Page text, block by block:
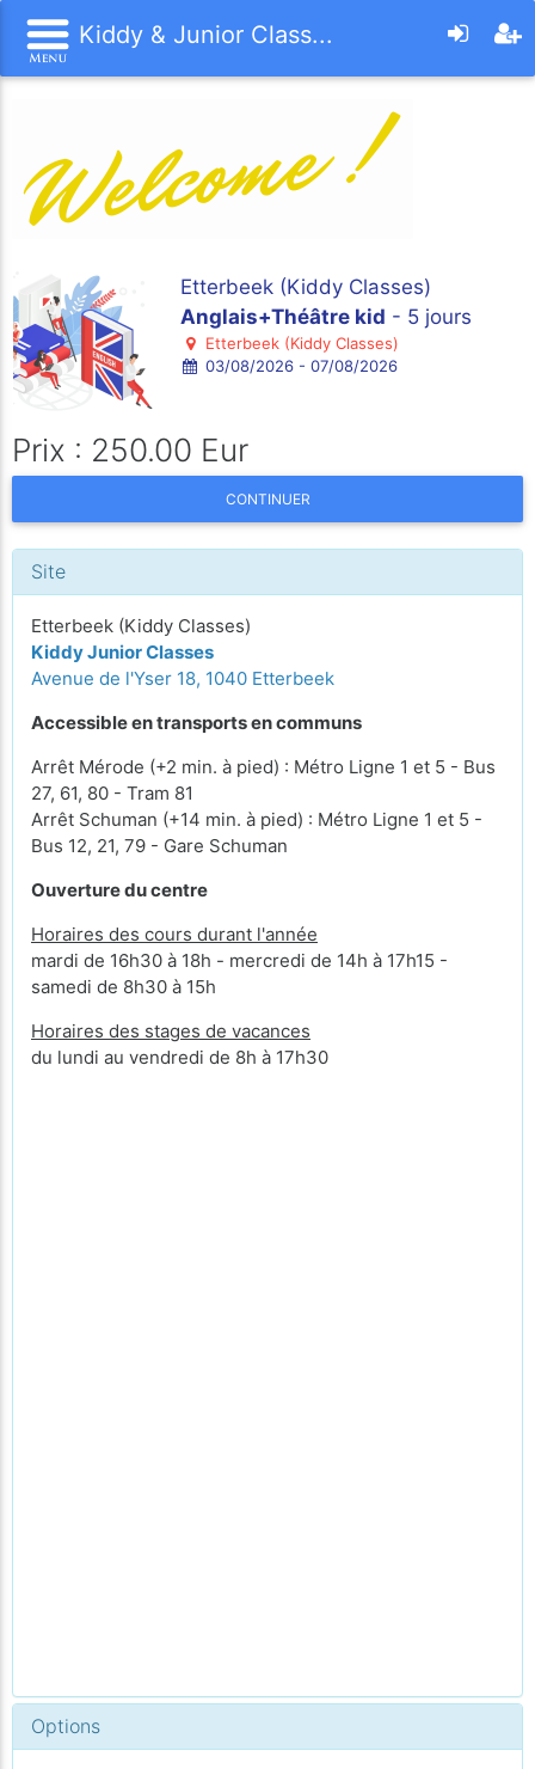
Kiddy & Junior Class...
Etterbeek (Kiddy Classes)
Anglais+Théâtre kid - 5 jours
Etterbeek (Kiddy Classes)
03/08/2026 - 07/08/2026
Prix : 250.00 Eur
CONTINUER
Site
Etterbeek (Kiddy Classes)
Kiddy Junior Classes
Avenue de l'Yser 18, 1040 Etterbeek
Accessible en transports en communs
Arrêt Mérode (+2 min. à pied) : Métro Ligne 1 et 5 - Bus
27, 61, 80 - Tram 81
Arrêt Schuman (+14 min. à pied) : Métro Ligne 1 et 5 -
Bus 12, 21, 79 - Gare Schuman
Ouverture du centre
Horaires des cours durant l'année
mardi de 16h30 à 18h - mercredi de 14h à 17h15 -
samedi de 8h30 à 15h
Horaires des stages de vacances
du lundi au vendredi de 8h à 17h30
Options